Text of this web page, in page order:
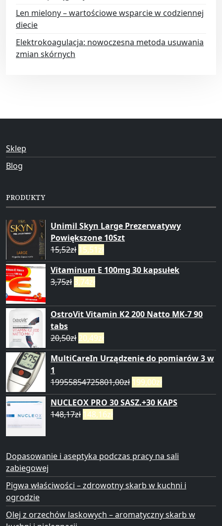
Len mielony – wartościowe wsparcie w codziennej
diecie
Elektrokoagulacja: nowoczesna metoda usuwania
zmian skórnych
Sklep
Blog
PRODUKTY
Unimil Skyn Large Prezerwatywy
Powiększone 10Szt
15,52zł 15,51zł
Vitaminum E 100mg 30 kapsułek
3,75zł 3,74zł
OstroVit Vitamin K2 200 Natto MK-7 90
tabs
20,50zł 20,49zł
MultiCareIn Urządzenie do pomiarów 3 w
1
19955854725801,00zł 199,00zł
NUCLEOX PRO 30 SASZ.+30 KAPS
148,17zł 148,16zł
Dopasowanie i aseptyka podczas pracy na sali
zabiegowej
Pigwa właściwości – zdrowotny skarb w kuchni i
ogrodzie
Olej z orzechów laskowych – aromatyczny skarb w